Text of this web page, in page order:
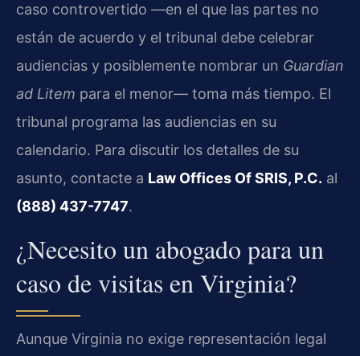
caso controvertido —en el que las partes no
están de acuerdo y el tribunal debe celebrar
audiencias y posiblemente nombrar un Guardian
ad Litem para el menor— toma más tiempo. El
tribunal programa las audiencias en su
calendario. Para discutir los detalles de su
asunto, contacte a Law Offices Of SRIS, P.C. al
(888) 437-7747.
¿Necesito un abogado para un
caso de visitas en Virginia?
Aunque Virginia no exige representación legal